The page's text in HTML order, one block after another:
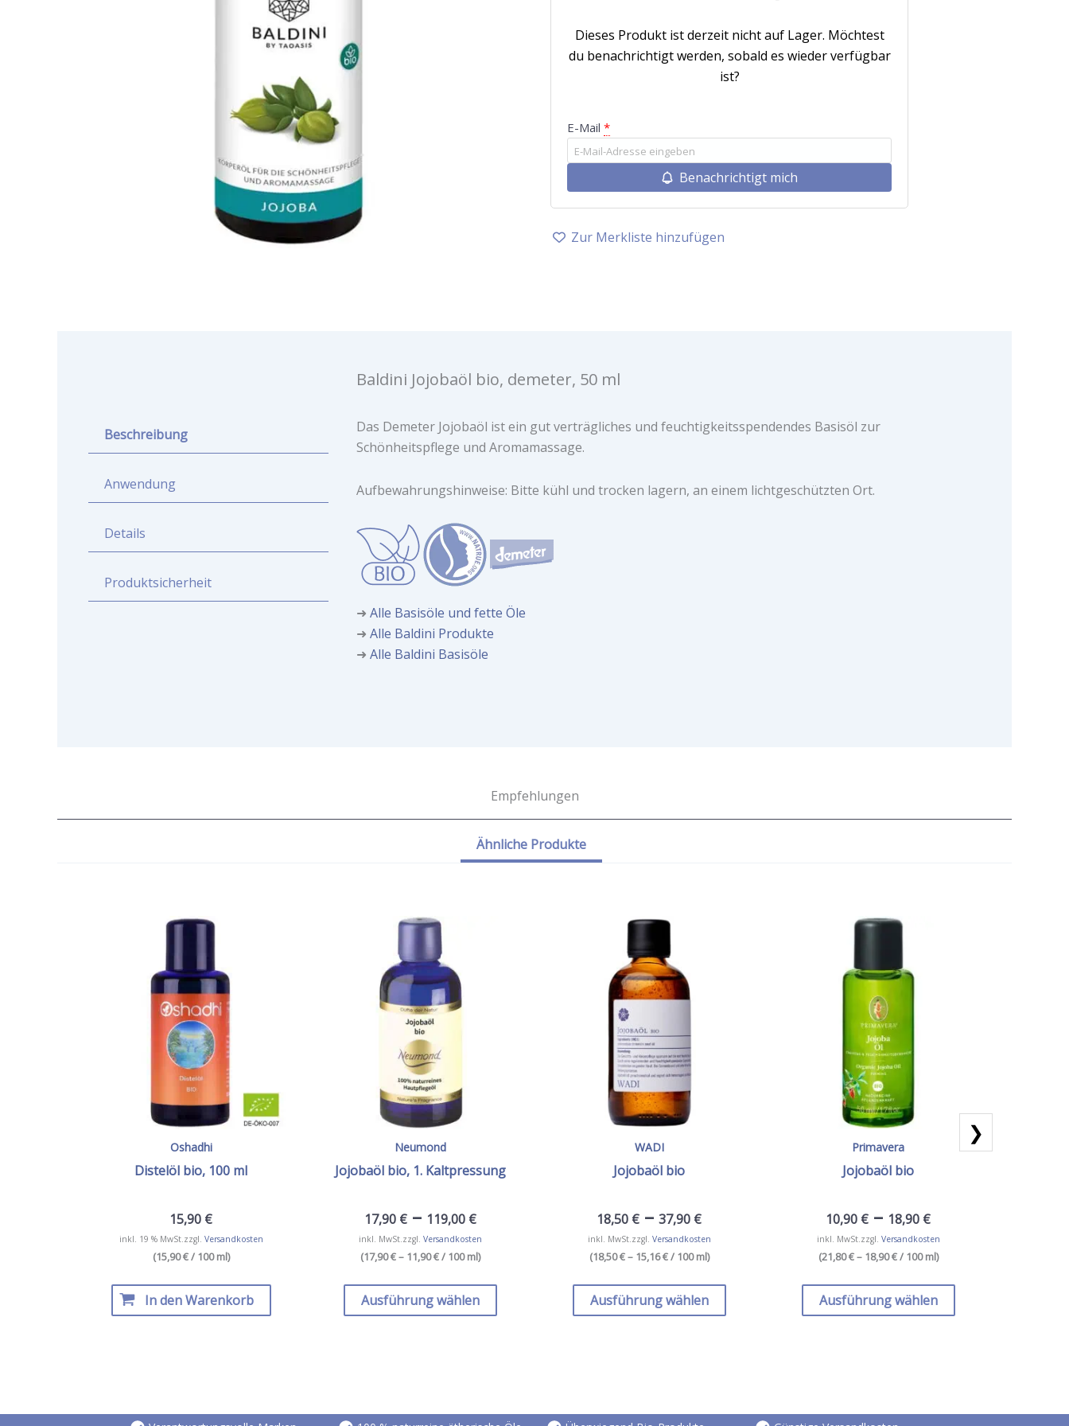
Dieses Produkt ist derzeit nicht auf Lager. Möchtest
du benachrichtigt werden, sobald es wieder verfügbar
ist?
E-Mail *
Benachrichtigt mich
Zur Merkliste hinzufügen
Baldini Jojobaöl bio, demeter, 50 ml
Beschreibung
Anwendung
Details
Produktsicherheit
Das Demeter Jojobaöl ist ein gut verträgliches und feuchtigkeitsspendendes Basisöl zur
Schönheitspflege und Aromamassage.
Aufbewahrungshinweise: Bitte kühl und trocken lagern, an einem lichtgeschützten Ort.
➜ Alle Basisöle und fette Öle
➜ Alle Baldini Produkte
➜ Alle Baldini Basisöle
Empfehlungen
Ähnliche Produkte
Oshadhi
Distelöl bio, 100 ml
15,90 €
inkl. 19 % MwSt.zzgl. Versandkosten
(15,90 € / 100 ml)
In den Warenkorb
Neumond
Jojobaöl bio, 1. Kaltpressung
17,90 €– 119,00 €
inkl. MwSt.zzgl. Versandkosten
(17,90 € – 11,90 €/ 100 ml)
Ausführung wählen
Optionen
WADI
Jojobaöl bio
18,50 € – 37,90 €
inkl. MwSt.zzgl. Versandkosten
(18,50 € – 15,16 €/ 100 ml)
Ausführung wählen
Optionen
Primavera
Jojobaöl bio
10,90 € – 18,90 €
inkl. MwSt.zzgl. Versandkosten
(21,80 € – 18,90 €/ 100 ml)
Ausführung wählen
Optionen
❯